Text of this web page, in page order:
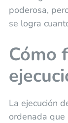
poderosa,
se logra
Cómo
La ejecución
ordenada que